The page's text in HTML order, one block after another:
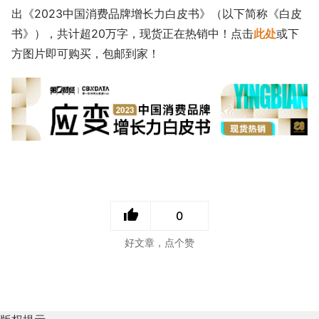
出《2023中国消费品牌增长力白皮书》（以下简称《白皮
书》），共计超20万字，现货正在热销中！点击此处或下
方图片即可购买，包邮到家！
0
好文章，点个赞